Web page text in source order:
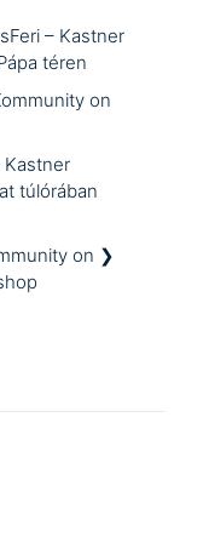
– Kastner
téren
on
Kastner
túlórában
on ❯